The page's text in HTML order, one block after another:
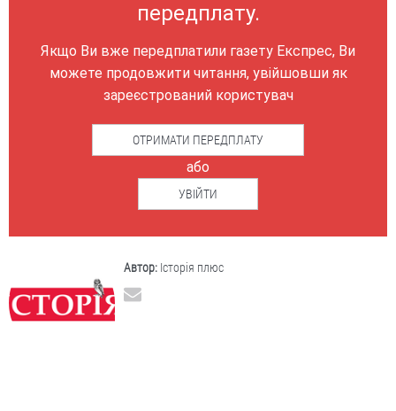
передплату.
Якщо Ви вже передплатили газету Експрес, Ви
можете продовжити читання, увійшовши як
зареєстрований користувач
ОТРИМАТИ ПЕРЕДПЛАТУ
або
УВІЙТИ
Автор: Історія плюс